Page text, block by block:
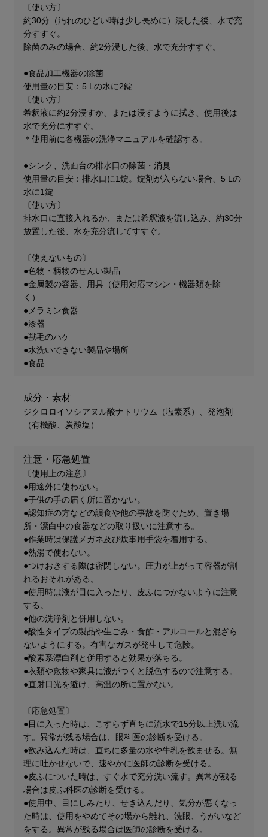
〔使い方〕
約30分（汚れのひどい時は少し長めに）浸した後、水で充
分すすぐ。
除菌のみの場合、約2分浸した後、水で充分すすぐ。
●食品加工機器の除菌
使用量の目安：5 Lの水に2錠
〔使い方〕
希釈液に約2分浸すか、または浸すように拭き、使用後は
水で充分にすすぐ。
＊使用前に各機器の洗浄マニュアルを確認する。
●シンク、洗面台の排水口の除菌・消臭
使用量の目安：排水口に1錠。錠剤が入らない場合、5 Lの
水に1錠
〔使い方〕
排水口に直接入れるか、または希釈液を流し込み、約30分
放置した後、水を充分流してすすぐ。
〔使えないもの〕
●色物・柄物のせんい製品
●金属製の容器、用具（使用対応マシン・機器類を除
く）
●メラミン食器
●漆器
●獣毛のハケ
●水洗いできない製品や場所
●食品
成分・素材
ジクロロイソシアヌル酸ナトリウム（塩素系）、発泡剤
（有機酸、炭酸塩）
注意・応急処置
〔使用上の注意〕
●用途外に使わない。
●子供の手の届く所に置かない。
●認知症の方などの誤食や他の事故を防ぐため、置き場
所・漂白中の食器などの取り扱いに注意する。
●作業時は保護メガネ及び炊事用手袋を着用する。
●熱湯で使わない。
●つけおきする際は密閉しない。圧力が上がって容器が割
れるおそれがある。
●使用時は液が目に入ったり、皮ふにつかないように注意
する。
●他の洗浄剤と併用しない。
●酸性タイプの製品や生ごみ・食酢・アルコールと混ざら
ないようにする。有害なガスが発生して危険。
●酸素系漂白剤と併用すると効果が落ちる。
●衣類や敷物や家具に液がつくと脱色するので注意する。
●直射日光を避け、高温の所に置かない。
〔応急処置〕
●目に入った時は、こすらず直ちに流水で15分以上洗い流
す。異常が残る場合は、眼科医の診断を受ける。
●飲み込んだ時は、直ちに多量の水や牛乳を飲ませる。無
理に吐かせないで、速やかに医師の診断を受ける。
●皮ふについた時は、すぐ水で充分洗い流す。異常が残る
場合は皮ふ科医の診断を受ける。
●使用中、目にしみたり、せき込んだり、気分が悪くなっ
た時は、使用をやめてその場から離れ、洗眼、うがいなど
をする。異常が残る場合は医師の診断を受ける。